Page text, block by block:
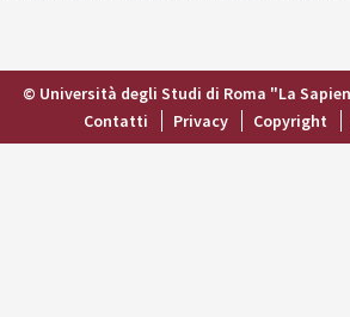
© Università degli Studi di Roma "La
Contatti
Privacy Copyright